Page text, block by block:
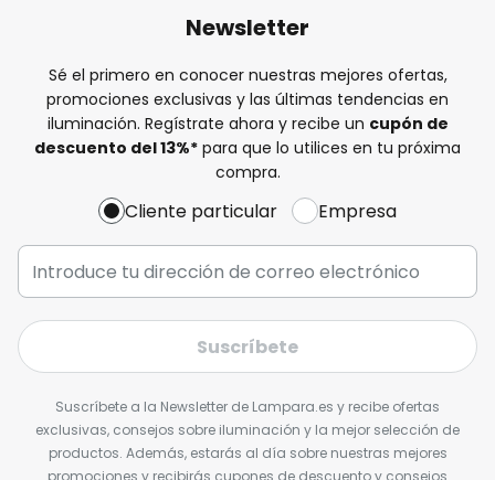
Newsletter
Sé el primero en conocer nuestras mejores ofertas,
promociones exclusivas y las últimas tendencias en
iluminación. Regístrate ahora y recibe un cupón de
descuento del13%* para que lo utilices en tu próxima
compra.
Cliente particular Empresa
Suscríbete
Suscríbete a la Newsletter de Lampara.es y recibe ofertas
exclusivas, consejos sobre iluminación y la mejor selección de
productos. Además, estarás al día sobre nuestras mejores
promociones y recibirás cupones de descuento y consejos